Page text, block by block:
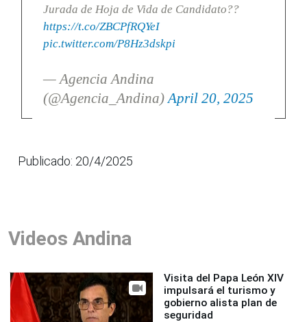
Jurada de Hoja de Vida de Candidato??
https://t.co/ZBCPfRQYeI
pic.twitter.com/P8Hz3dskpi
— Agencia Andina
(@Agencia_Andina)April 20, 2025
Publicado: 20/4/2025
Videos Andina
Visita del Papa León XIV
impulsará el turismo y
gobierno alista plan de
seguridad